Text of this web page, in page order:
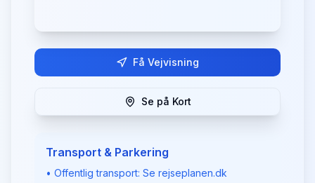
Få Vejvisning
Se på Kort
Transport & Parkering
• Offentlig transport: Se rejseplanen.dk